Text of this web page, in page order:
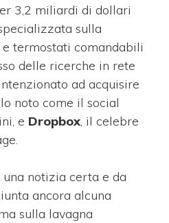
3,2 miliardi di dollari
sulla
termostati comandabili
delle ricerche in rete
ad acquisire
noto come il social
e Dropbox, il celebre
notizia certa e da
ancora alcuna
sulla lavagna